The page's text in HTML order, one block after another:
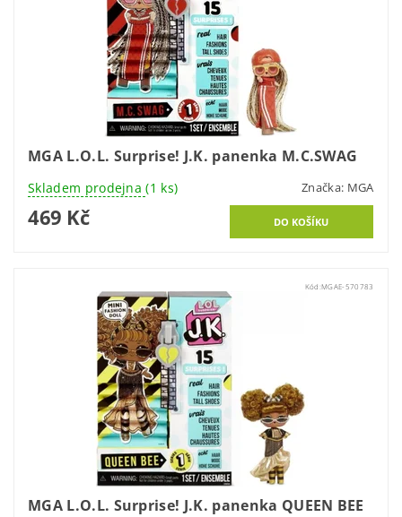
MGA L.O.L. Surprise! J.K. panenka M.C.SWAG
Skladem prodejna(1 ks) Značka: MGA
469 Kč
Kód: MGAE-570783
MGA L.O.L. Surprise! J.K. panenka QUEEN BEE